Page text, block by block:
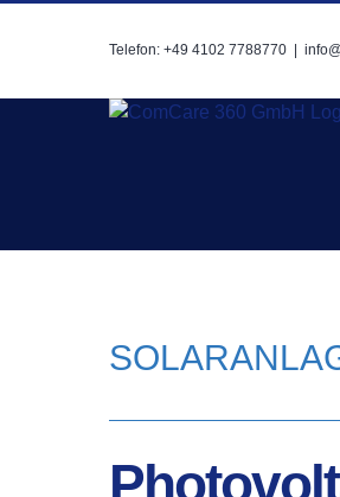
Telefon: +49 4102 7788770